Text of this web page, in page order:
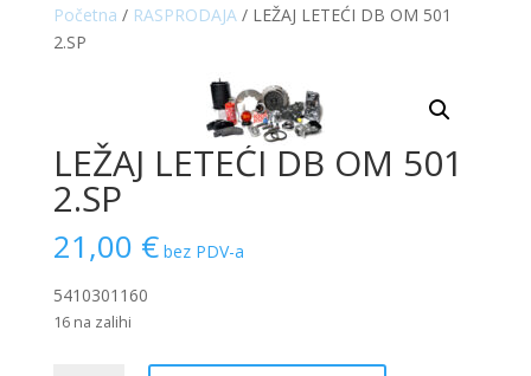
Početna / RASPRODAJA/ LEŽAJ LETEĆI DB OM 501
2.SP
LEŽAJ LETEĆI DB OM 501
2.SP
21,00 € bez PDV-a
5410301160
16 na zalihi